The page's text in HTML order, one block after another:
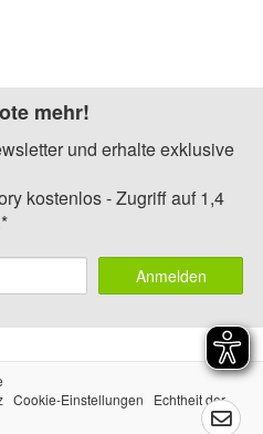
mehr!
und erhalte exklusive
kostenlos - Zugriff auf 1,4
Anmelden
Cookie-Einstellungen
Echtheit der